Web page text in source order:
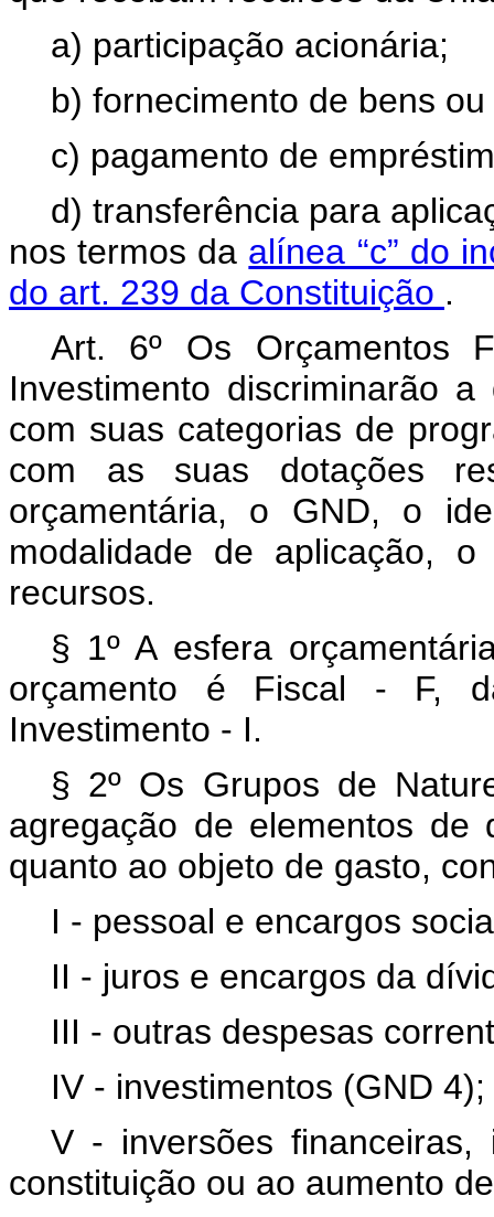
a) participação acionária;
b) fornecimento de bens
c) pagamento de
d) transferência para
nos termos da alínea “c” do
do art. 239 da Constituição .
Art. 6º Os Orçamentos
Investimento discriminarão
com suas categorias de
com as suas dotações
orçamentária, o GND, o
modalidade de aplicação,
recursos.
§ 1º A esfera
orçamento é Fiscal - F,
Investimento - I.
§ 2º Os Grupos de
agregação de elementos de
quanto ao objeto de gasto,
I - pessoal e encargos
II - juros e encargos da
III - outras despesas
IV - investimentos (GND 4);
V - inversões
constituição ou ao aumento